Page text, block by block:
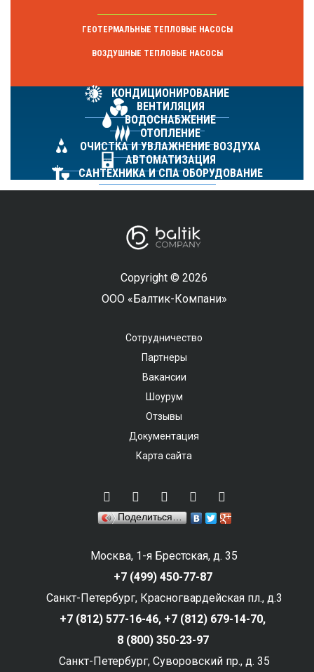
ГЕОТЕРМАЛЬНЫЕ ТЕПЛОВЫЕ НАСОСЫ
ВОЗДУШНЫЕ ТЕПЛОВЫЕ НАСОСЫ
КОНДИЦИОНИРОВАНИЕ
ВЕНТИЛЯЦИЯ
ВОДОСНАБЖЕНИЕ
ОТОПЛЕНИЕ
ОЧИСТКА И УВЛАЖНЕНИЕ ВОЗДУХА
АВТОМАТИЗАЦИЯ
САНТЕХНИКА И СПА ОБОРУДОВАНИЕ
Copyright © 2026
ООО «Балтик-Компани»
Сотрудничество
Партнеры
Вакансии
Шоурум
Отзывы
Документация
Карта сайта
Поделиться…
Москва, 1-я Брестская, д. 35
+7 (499) 450-77-87
Санкт-Петербург, Красногвардейская пл., д.3
+7 (812) 577-16-46, +7 (812) 679-14-70,
8 (800) 350-23-97
Санкт-Петербург, Суворовский пр., д. 35